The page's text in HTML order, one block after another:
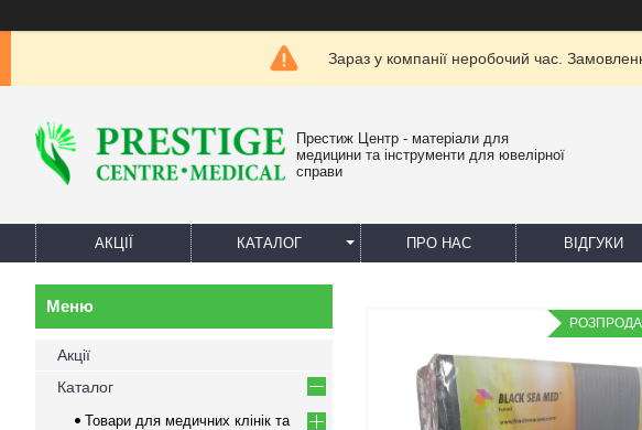
Зараз у компанії неробочий час.
Престиж Центр - матеріали для
медицини та інструменти для ювелірної
справи
АКЦІЇ КАТАЛОГ ПРО НАС ВІДГУКИ
Акції
Каталог
Товари для медичних клінік та